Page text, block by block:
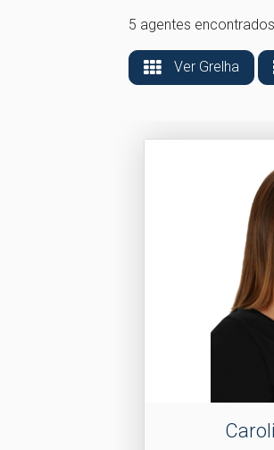
5 agentes encontrados
Ver Grelha